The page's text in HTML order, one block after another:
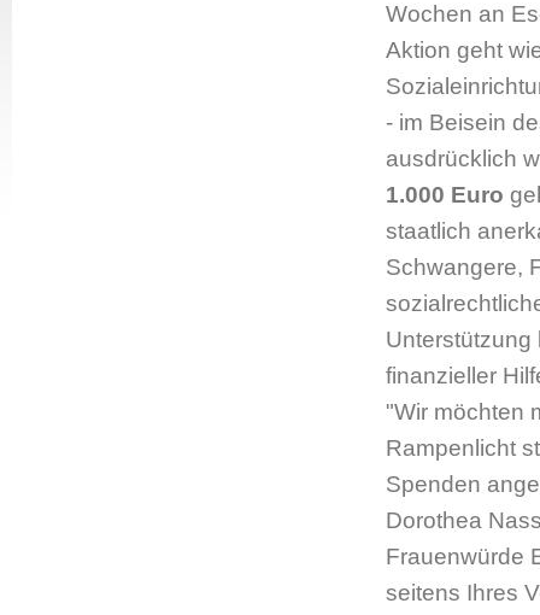
Wochen an
Aktion geht
- im Beisein
ausdrücklich
1.000 Euro
staatlich
Schwangere,
Unterstützung
finanzieller
"Wir möchten
Rampenlicht
Spenden
Dorothea
Frauenwürde
seitens Ihres